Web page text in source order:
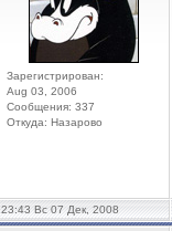
Зарегистрирован:
Aug 03, 2006
Сообщения: 337
Откуда: Назарово
23:43 Вс 07 Дек, 2008